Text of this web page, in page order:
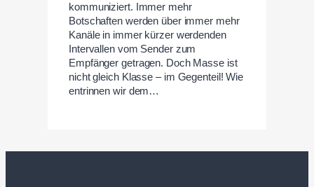
kommuniziert. Immer mehr
Botschaften werden über immer mehr
Kanäle in immer kürzer werdenden
Intervallen vom Sender zum
Empfänger getragen. Doch Masse ist
nicht gleich Klasse – im Gegenteil! Wie
entrinnen wir dem…